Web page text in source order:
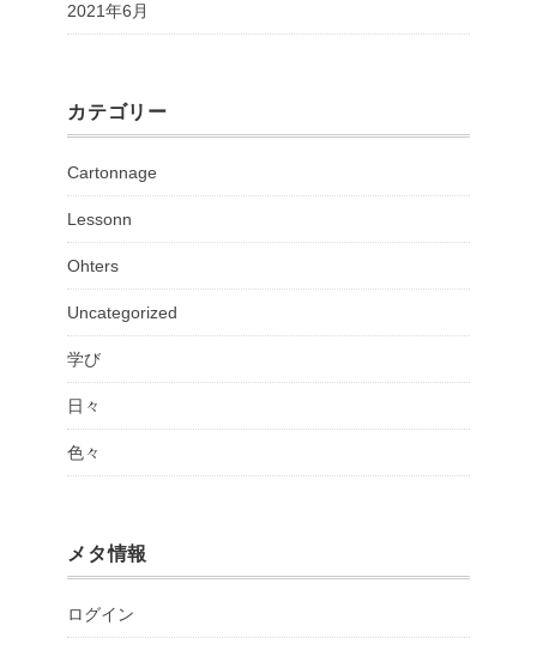
2021年6月
カテゴリー
Cartonnage
Lessonn
Ohters
Uncategorized
学び
日々
色々
メタ情報
ログイン